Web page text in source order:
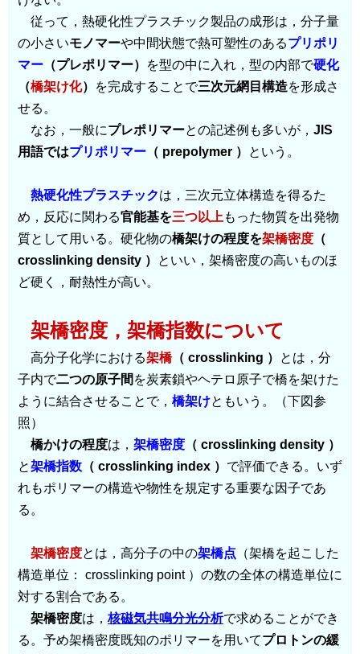
従って，熱硬化性プラスチック製品の成形は，分子量
の小さいモノマーや中間状態で熱可塑性のあるプリポリ
マー （プレポリマー） を型の中に入れ，型の内部で硬化
（橋架け化） を完成することで三次元網目構造を形成さ
せる。
なお，一般にプレポリマーとの記述例も多いが， JIS
用語ではプリポリマー （ prepolymer ） という。
熱硬化性プラスチックは，三次元立体構造を得るた
め，反応に関わる官能基を三つ以上もった物質を出発物
質として用いる。硬化物の橋架けの程度を架橋密度 （
crosslinking density ）
といい，架橋密度の高いものほ
ど硬く，耐熱性が高い。
架橋密度，架橋指数について
高分子化学における架橋（ crosslinking ）
とは，分
子内で二つの原子間 を炭素鎖やヘテロ原子で橋を架けた
ように結合させることで， 橋架けともいう。（下図参
照）
橋かけの程度は， 架橋密度 （ crosslinking density ）
と架橋指数 （ crosslinking index ） で評価できる。いず
れもポリマーの構造や物性を規定する重要な因子であ
る。
架橋密度とは，高分子の中の架橋点 （架橋を起こした
構造単位： crosslinking point ）の数の全体の構造単位に
対する割合である。
架橋密度は， 核磁気共鳴分光分析で求めることができ
る。予め架橋密度既知のポリマーを用いてプロトンの緩